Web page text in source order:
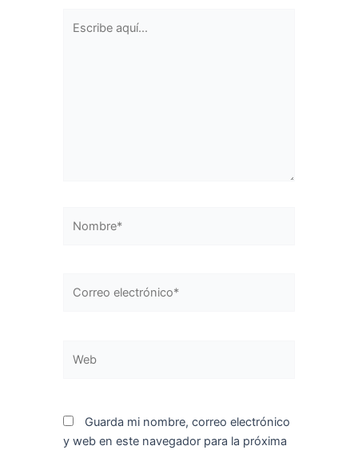
aquí...
electrónico*
Guarda mi nombre, correo electrónico
y web en este navegador para la próxima